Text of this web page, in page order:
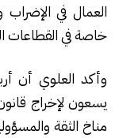
العمال في
خاصة في القطاعات
وأكد العلوي أن
يسعون لإخراج
مناخ الثقة